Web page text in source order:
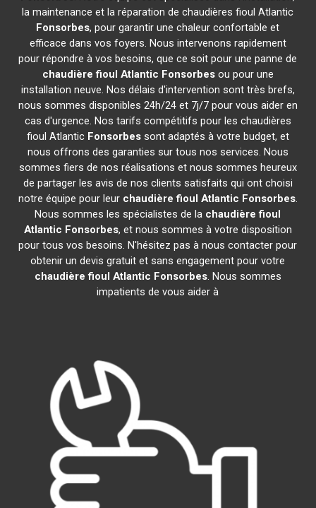
la maintenance et la réparation de chaudières fioul Atlantic
Fonsorbes, pour garantir une chaleur confortable et
efficace dans vos foyers. Nous intervenons rapidement
pour répondre à vos besoins, que ce soit pour une panne de
chaudière fioul Atlantic Fonsorbesou pour une
installation neuve. Nos délais d'intervention sont très brefs,
nous sommes disponibles 24h/24 et 7j/7 pour vous aider en
cas d'urgence. Nos tarifs compétitifs pour les chaudières
fioul Atlantic Fonsorbessont adaptés à votre budget, et
nous offrons des garanties sur tous nos services. Nous
sommes fiers de nos réalisations et nous sommes heureux
de partager les avis de nos clients satisfaits qui ont choisi
notre équipe pour leur chaudière fioul Atlantic Fonsorbes.
Nous sommes les spécialistes de la chaudière fioul
Atlantic Fonsorbes, et nous sommes à votre disposition
pour tous vos besoins. N'hésitez pas à nous contacter pour
obtenir un devis gratuit et sans engagement pour votre
chaudière fioul Atlantic Fonsorbes. Nous sommes
impatients de vous aider à